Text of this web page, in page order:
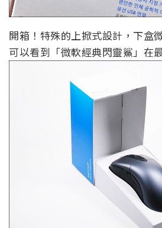
開箱！特殊的上掀式設計，下盒
可以看到「微軟經典閃靈鯊」在